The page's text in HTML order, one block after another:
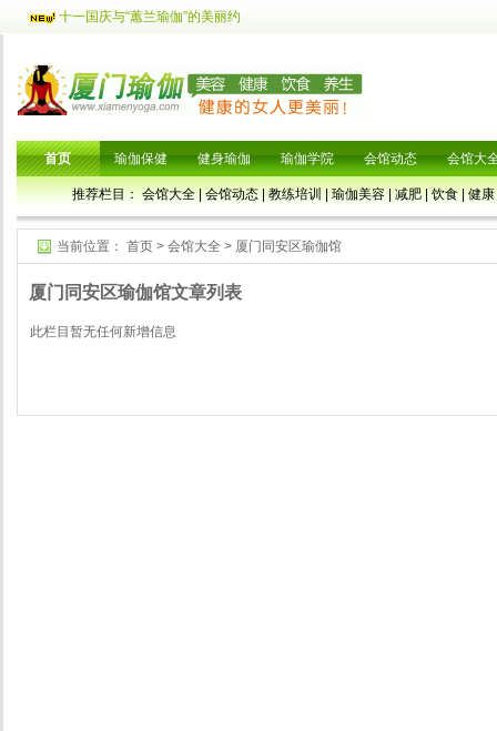
十一国庆与“蕙兰瑜伽”的美丽约
首页
推荐栏目：会馆大全|会馆动态|教练培训|瑜伽美容|减肥|饮食|健康
瑜伽保健 健身瑜伽 瑜伽学院 会馆动态 会馆大
当前位置： 首页 > 会馆大全 > 厦门同安区瑜伽馆
厦门同安区瑜伽馆文章列表
此栏目暂无任何新增信息